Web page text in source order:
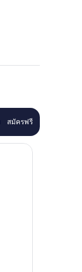
สมัครฟรี